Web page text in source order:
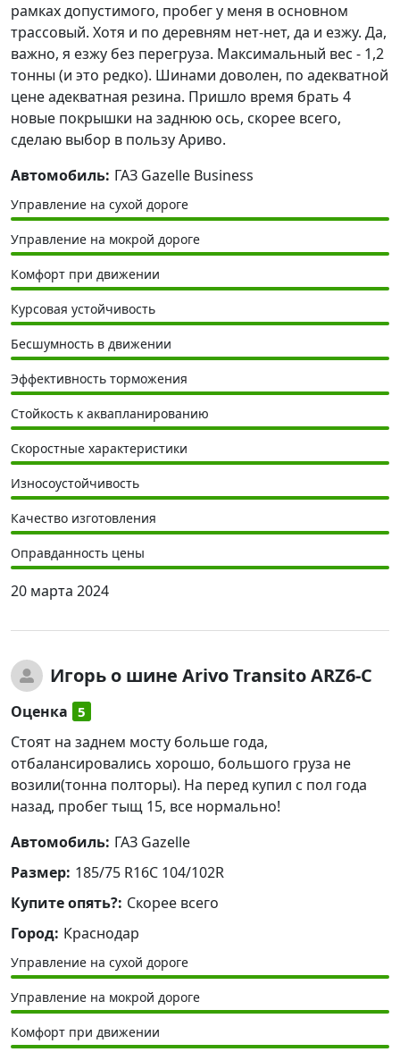
рамках допустимого, пробег у меня в основном
трассовый. Хотя и по деревням нет-нет, да и езжу. Да,
важно, я езжу без перегруза. Максимальный вес - 1,2
тонны (и это редко). Шинами доволен, по адекватной
цене адекватная резина. Пришло время брать 4
новые покрышки на заднюю ось, скорее всего,
сделаю выбор в пользу Ариво.
Автомобиль: ГАЗ Gazelle Business
Управление на сухой дороге
Управление на мокрой дороге
Комфорт при движении
Курсовая устойчивость
Бесшумность в движении
Эффективность торможения
Стойкость к аквапланированию
Скоростные характеристики
Износоустойчивость
Качество изготовления
Оправданность цены
20 марта 2024
Игорь о шине Arivo Transito ARZ6-C
Оценка 5
Стоят на заднем мосту больше года,
отбалансировались хорошо, большого груза не
возили(тонна полторы). На перед купил с пол года
назад, пробег тыщ 15, все нормально!
Автомобиль: ГАЗ Gazelle
Размер: 185/75 R16C 104/102R
Купите опять?: Скорее всего
Город: Краснодар
Управление на сухой дороге
Управление на мокрой дороге
Комфорт при движении